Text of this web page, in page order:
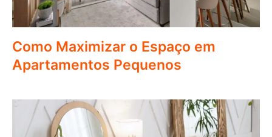
Como Maximizar o Espaço em
Apartamentos Pequenos